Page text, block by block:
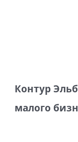
Контур
малого